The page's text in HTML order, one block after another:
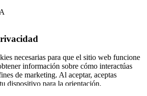
necesarias para que el sitio web funcione
información sobre cómo interactúas
de marketing. Al aceptar, aceptas
dispositivo para la orientación,